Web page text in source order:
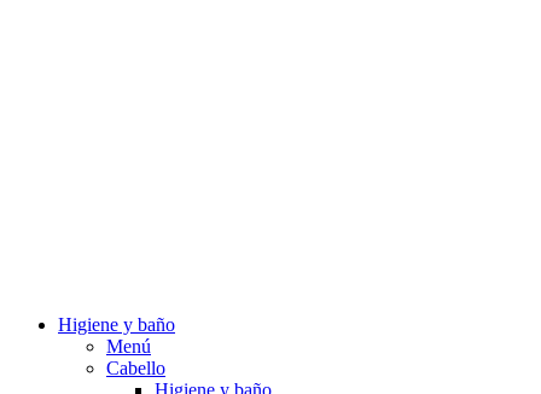
Higiene y baño
Menú
Cabello